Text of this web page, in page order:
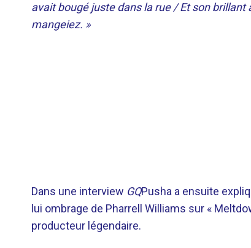
avait bougé juste dans la rue / Et son
mangeiez. »
Dans une interview GQPusha a ensuite
lui ombrage de Pharrell Williams sur «
producteur légendaire.